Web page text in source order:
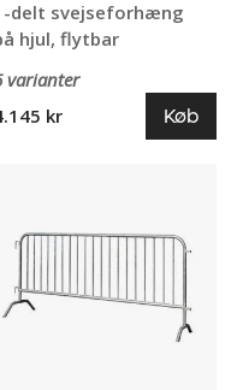
delt svejseforhæng
hjul, flytbar
varianter
kr
Køb